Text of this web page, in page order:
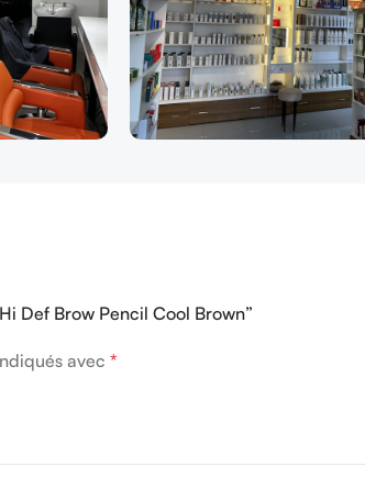
Def Brow Pencil Cool Brown”
avec *